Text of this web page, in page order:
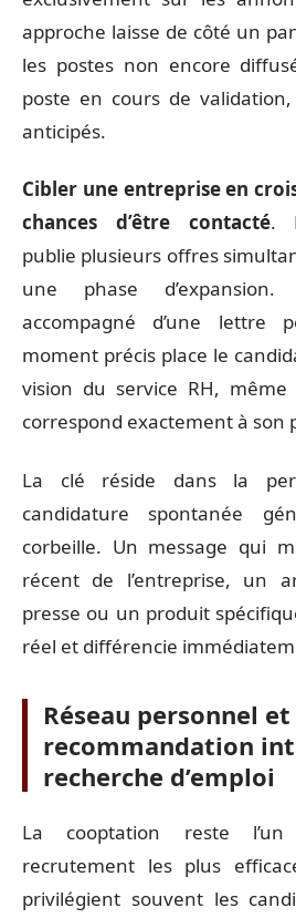
approche laisse de côté un
les postes non encore
poste en cours de
anticipés.
Cibler une entreprise en
chances d’être contacté.
publie plusieurs offres
une phase
accompagné d’une lettre
moment précis place le
vision du service RH,
correspond exactement à son
La clé réside dans la
candidature spontanée
corbeille. Un message qui
récent de l’entreprise, un
presse ou un produit
réel et différencie
Réseau personnel et
recommandation
recherche d’emploi
La cooptation reste
recrutement les plus
privilégient souvent les